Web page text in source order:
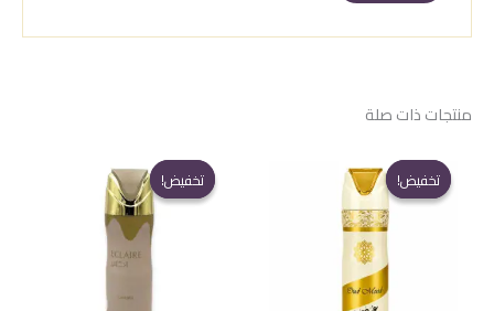
منتجات ذات صلة
تخفيض!
تخفيض! تخفيض!
تخفيض!